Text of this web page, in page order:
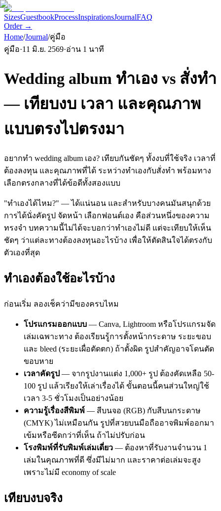
SizesGuestbookProcessInspirationsJournalFAQ
Order →
Home/Journal/คู่มือ
คู่มือ·11 มิ.ย. 2569·อ่าน 1 นาที
Wedding album ทำเอง vs สั่งทำ
— เทียบงบ เวลา และคุณภาพ
แบบตรงไปตรงมา
อยากทำ wedding album เอง? เทียบกันชัดๆ ทั้งงบที่ใช้จริง เวลาที่
ต้องลงทุน และคุณภาพที่ได้ ระหว่างทำเองกับสั่งทำ พร้อมทาง
เลือกตรงกลางที่ได้ข้อดีทั้งสองแบบ
"ทำเองได้ไหม?" — ได้แน่นอน และสำหรับบางคนมันสนุกด้วย
การได้นั่งคัดรูป จัดหน้า เลือกฟอนต์เอง คือส่วนหนึ่งของความ
ทรงจำ บทความนี้ไม่ได้จะบอกว่าทำเองไม่ดี แต่จะเทียบให้เห็น
ชัดๆ ว่าแต่ละทางต้องลงทุนอะไรบ้าง เพื่อให้ตัดสินใจได้ตรงกับ
ตัวเองที่สุด
ทำเองต้องใช้อะไรบ้าง
ก่อนเริ่ม ลองเช็คว่ามีของครบไหม
โปรแกรมออกแบบ — Canva, Lightroom หรือโปรแกรมจัด
เล่มเฉพาะทาง ต้องเรียนรู้การตั้งหน้ากระดาษ ระยะขอบ
และ bleed (ระยะเผื่อตัดตก) ถ้าตั้งผิด รูปสำคัญอาจโดนตัด
ขอบหาย
เวลาคัดรูป — จากรูปงานแต่ง 1,000+ รูป ต้องคัดเหลือ 50-
100 รูป แล้วเรียงให้เล่าเรื่องได้ ขั้นตอนนี้คนส่วนใหญ่ใช้
เวลา 3-5 ชั่วโมงเป็นอย่างน้อย
ความรู้เรื่องสีพิมพ์ — สีบนจอ (RGB) กับสีบนกระดาษ
(CMYK) ไม่เหมือนกัน รูปที่สวยบนมือถืออาจพิมพ์ออกมา
เข้มหรือซีดกว่าที่เห็น ถ้าไม่ปรับก่อน
โรงพิมพ์ที่รับพิมพ์เล่มเดี่ยว — ต้องหาที่รับงานจำนวน 1
เล่มในคุณภาพที่ดี ซึ่งมีไม่มาก และราคาต่อเล่มจะสูง
เพราะไม่มี economy of scale
เทียบงบจริง